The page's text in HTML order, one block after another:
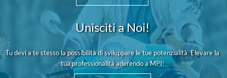
Unisciti a Noi!
Tu devi a te stesso la possibilità di sviluppare le tue potenzialità. Elevare la
tua professionalità aderendo a MPI!